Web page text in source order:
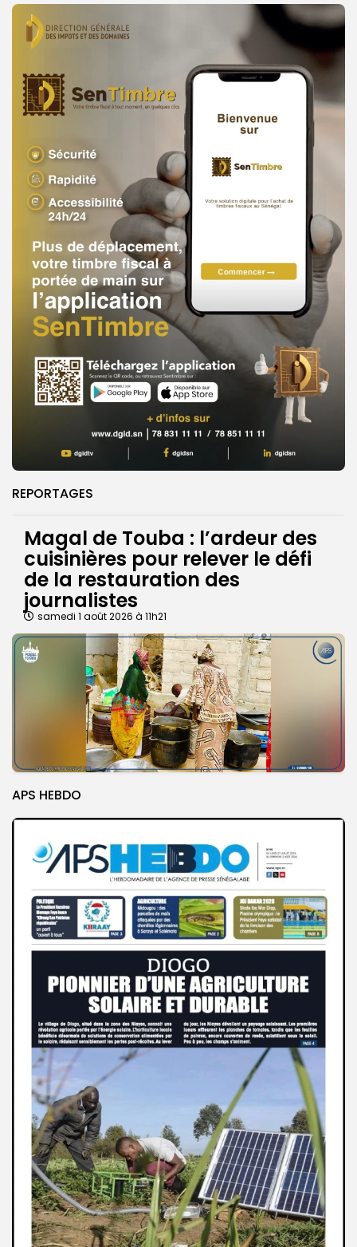
REPORTAGES
Magal de Touba : l’ardeur des
cuisinières pour relever le défi
de la restauration des
journalistes
samedi 1 août 2026 à 11h21
APS HEBDO